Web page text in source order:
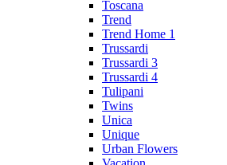
Toscana
Trend
Trend Home 1
Trussardi
Trussardi 3
Trussardi 4
Tulipani
Twins
Unica
Unique
Urban Flowers